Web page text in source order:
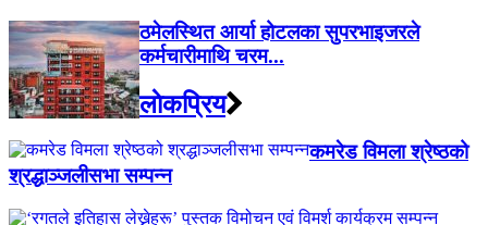
ठमेलस्थित आर्या होटलका सुपरभाइजरले
कर्मचारीमाथि चरम...
लाेकप्रिय
कमरेड विमला श्रेष्ठको
श्रद्धाञ्जलीसभा सम्पन्न